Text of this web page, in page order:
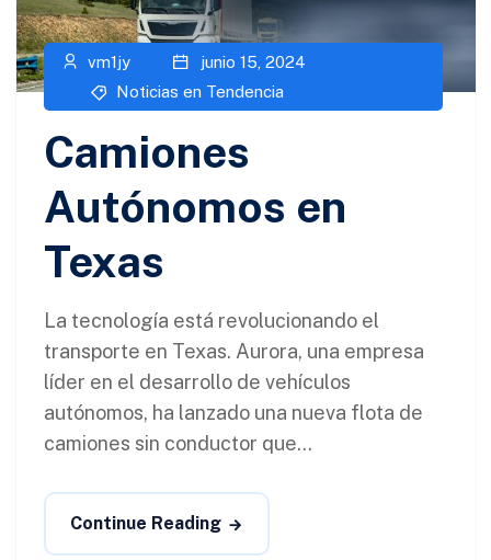
vm1jy
junio 15, 2024
Noticias en Tendencia
Camiones
Autónomos en
Texas
La tecnología está revolucionando el
transporte en Texas. Aurora, una empresa
líder en el desarrollo de vehículos
autónomos, ha lanzado una nueva flota de
camiones sin conductor que...
Continue Reading